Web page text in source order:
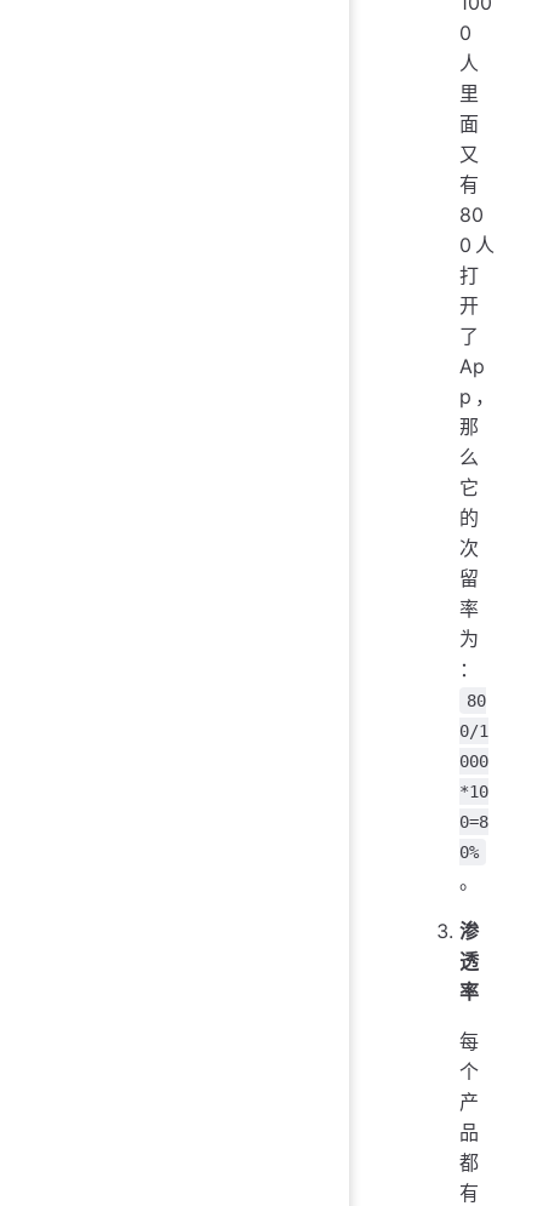
0
人
里
面
又
有
80
0人
打
开
了
Ap
p，
那
么
它
的
次
留
率
为
：
80
0/1
000
*10
0=8
0%
。
渗
透
率
每
个
产
品
都
有